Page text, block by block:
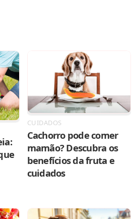
CUIDADOS
Cachorro pode comer
mamão? Descubra os
benefícios da fruta e
cuidados